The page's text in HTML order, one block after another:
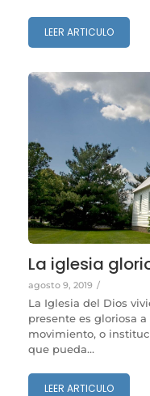
LEER ARTICULO
La iglesia
agosto 9, 2019 /
La Iglesia del Dios
presente es gloriosa
movimiento, o
que pueda...
LEER ARTICULO